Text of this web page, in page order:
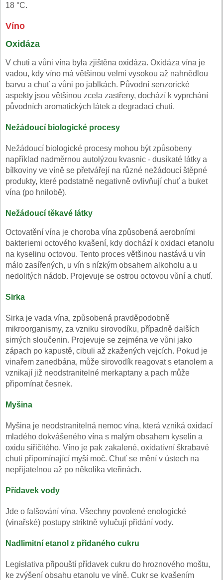
18 °C.
Víno
Oxidáza
V chuti a vůni vína byla zjištěna oxidáza. Oxidáza vína je
vadou, kdy víno má většinou velmi vysokou až nahnědlou
barvu a chuť a vůni po jablkách. Původní senzorické
aspekty jsou většinou zcela zastřeny, dochází k vyprchání
původních aromatických látek a degradaci chuti.
Nežádoucí biologické procesy
Nežádoucí biologické procesy mohou být způsobeny
například nadměrnou autolýzou kvasnic - dusíkaté látky a
bílkoviny ve víně se přetvářejí na různé nežádoucí štěpné
produkty, které podstatně negativně ovlivňují chuť a buket
vína (po hnilobě).
Nežádoucí těkavé látky
Octovatění vína je choroba vína způsobená aerobními
bakteriemi octového kvašení, kdy dochází k oxidaci etanolu
na kyselinu octovou. Tento proces většinou nastává u vín
málo zasířených, u vín s nízkým obsahem alkoholu a u
nedolitých nádob. Projevuje se ostrou octovou vůní a chutí.
Sirka
Sirka je vada vína, způsobená pravděpodobně
mikroorganismy, za vzniku sirovodíku, případně dalších
sirných sloučenin. Projevuje se zejména ve vůni jako
zápach po kapustě, cibuli až zkažených vejcích. Pokud je
vinařem zanedbána, může sirovodík reagovat s etanolem a
vznikají již neodstranitelné merkaptany a pach může
připomínat česnek.
Myšina
Myšina je neodstranitelná nemoc vína, která vzniká oxidací
mladého dokvášeného vína s malým obsahem kyselin a
oxidu siřičitého. Víno je pak zakalené, oxidativní škrabavé
chuti připomínající myší moč. Chuť se mění v ústech na
nepřijatelnou až po několika vteřinách.
Přídavek vody
Jde o falšování vína. Všechny povolené enologické
(vinařské) postupy striktně vylučují přidání vody.
Nadlimitní etanol z přidaného cukru
Legislativa připouští přídavek cukru do hroznového moštu,
ke zvýšení obsahu etanolu ve víně. Cukr se kvašením